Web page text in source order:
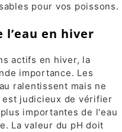
pour vos poissons.
en hiver
actifs en hiver, la
importance. Les
ralentissent mais ne
est judicieux de vérifier
importantes de l'eau
La valeur du pH doit